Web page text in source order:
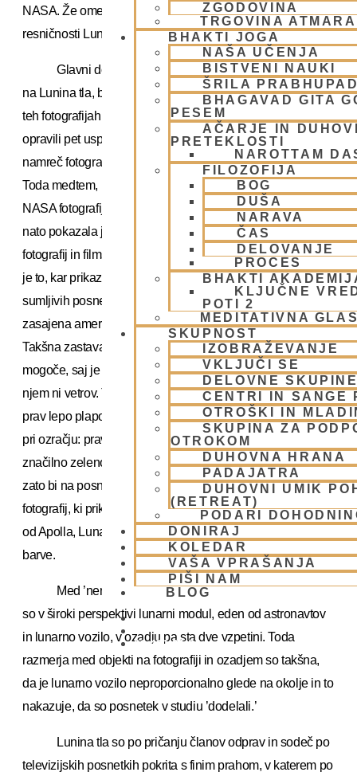
ZGODOVINA
TRGOVINA
BHAKTI JOGA
NAŠA UČENJA
BISTVENI NAUKI
ŠRILA
BHAGAVAD GITA
PESEM
AČARJE IN
PRETEKLOSTI
NAROTTAM
FILOZOFIJA
BOG
DUŠA
NARAVA
ČAS
DELOVANJE
PROCES
BHAKTI
KLJUČNE
POTI 2
MEDITATIVNA
SKUPNOST
IZOBRAŽEVANJE
VKLJUČI SE
DELOVNE
CENTRI IN SANGE
OTROŠKI IN
SKUPINA ZA
OTROKOM
DUHOVNA HRANA
PADAJATRA
DUHOVNI UMIK
(RETREAT)
PODARI
DONIRAJ
KOLEDAR
VAŠA VPRAŠANJA
PIŠI NAM
BLOG
01 431 21 24
NASA. Že omenjeni vir podatkov je sumničenje o
resničnosti Lunarnih odprav dvignil na raven teorij.
Glavni dokaz v prid trditve, da ni človek nikoli stopil
na Lunina tla, bi naj bili po trditvah dvomljivcev skriti prav v
teh fotografijah in televizijskih posnetkih. Astronavti, ki so
opravili pet uspešnih odprav Apollo, so izkrcanje na Luni
namreč fotografirali in posneli s televizijskimi kamerami.
Toda medtem, ko je bil televizijski prenos neposreden, je
NASA fotografije najprej obdelala v laboratorijih in jih šele
nato pokazala javnosti. Prav nekatere od najbolj znanih
fotografij in filmskih sekvenc vzbujajo vsaj dvome o tem, ali
je to, kar prikazujejo, mogoče- še zlasti na Luni. Eden od
sumljivih posnetkov je tisti, na katerem je v Lunina tla
zasajena ameriška zastava, ob njej pa stoji astronavt.
Takšna zastava na Zemlji plapola, na Luni pa to ni
mogoče, saj je naš satelit brez ozračja in potemtakem na
njem ni vetrov. Toda zastava na televizijskem posnetku
prav lepo plapola, kot da bi pihljal blag vetrič! Če smo že
pri ozračju: prav zaradi njega je Zemlja iz vesolja videti
značilno zeleno modra. Luna je brez zračnega ovoja in
zato bi na posnetkih iz tirnice morala biti siva. Toda na nizu
fotografij, ki prikazujejo odvajanje lunarnega modula Orla
od Apolla, Luna pokriva skoraj tri četrtine neba in je zelene
barve.
Med ’nenavadnimi’ posnetki je tudi tisti, na katerem
so v široki perspektivi lunarni modul, eden od astronavtov
in lunarno vozilo, v ozadju pa sta dve vzpetini. Toda
razmerja med objekti na fotografiji in ozadjem so takšna,
da je lunarno vozilo neproporcionalno glede na okolje in to
nakazuje, da so posnetek v studiu ’dodelali.’
Lunina tla so po pričanju članov odprav in sodeč po
televizijskih posnetkih pokrita s finim prahom, v katerem po